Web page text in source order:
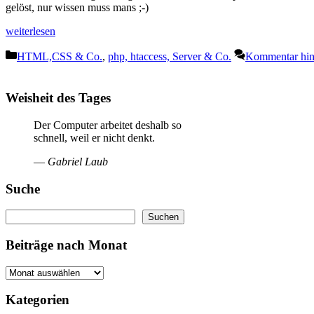
gelöst, nur wissen muss mans ;-)
weiterlesen
Kategorien
HTML,CSS & Co., php, htaccess, Server & Co. Kommentar
Weisheit des Tages
Der Computer arbeitet deshalb so
schnell, weil er nicht denkt.
— Gabriel Laub
Suche
Suchen
Beiträge nach Monat
Kategorien